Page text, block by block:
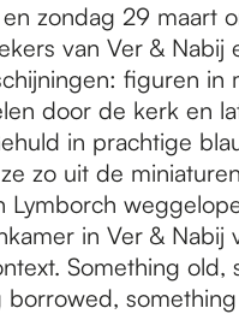
zondag 29 maart
van Ver & Nabij
figuren in
door de kerk en
in prachtige
zo uit de
Lymborch
in Ver & Nabij
Something old,
borrowed,